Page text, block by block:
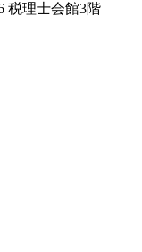
税理士会館3階